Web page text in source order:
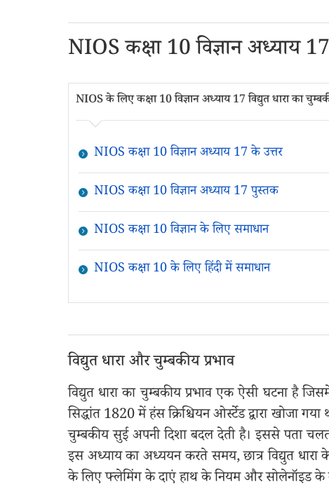
NIOS कक्षा 10 विज्ञान अध्याय
NIOS के लिए कक्षा 10 विज्ञान अध्याय 17 विद्युत धारा का
NIOS कक्षा 10 विज्ञान अध्याय 17 के उत्तर
NIOS कक्षा 10 विज्ञान अध्याय 17 पुस्तक
NIOS कक्षा 10 विज्ञान के लिए समाधान
NIOS कक्षा 10 के लिए हिंदी में समाधान
विद्युत धारा और चुम्बकीय प्रभाव
विद्युत धारा का चुम्बकीय प्रभाव एक ऐसी घटना है
सिद्धांत 1820 में हंस क्रिश्चियन ओर्स्टेड द्वारा खोजा
चुम्बकीय सुई अपनी दिशा बदल देती है। इससे पता
इस अध्याय का अध्ययन करते समय, छात्र विद्युत धारा के
के लिए फ्लेमिंग के दाएं हाथ के नियम और सोलेनॉइड